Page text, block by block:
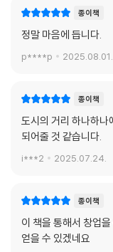
이렇듯 여러 면에서 서
이 더 발달했다고 볼 수
수, 한남, 도산이 지금은
그린 사건이다. 상권의
한류가 드라마나 K팝에
상권 또한 외국인 관광
은 홀로 성장하지도, 쇠
번화가의 풍경을 찬찬
풍경을 구성하고 있다
잡은 파사드, 길거리 음
종이책
정말 마음에 듭니다.
p****p 2025.08.01.
종이책
도시의 거리 하나하나
되어줄 것 같습니다.
i***2 2025.07.24.
종이책
이 책을 통해서 창업
얻을 수 있겠네요